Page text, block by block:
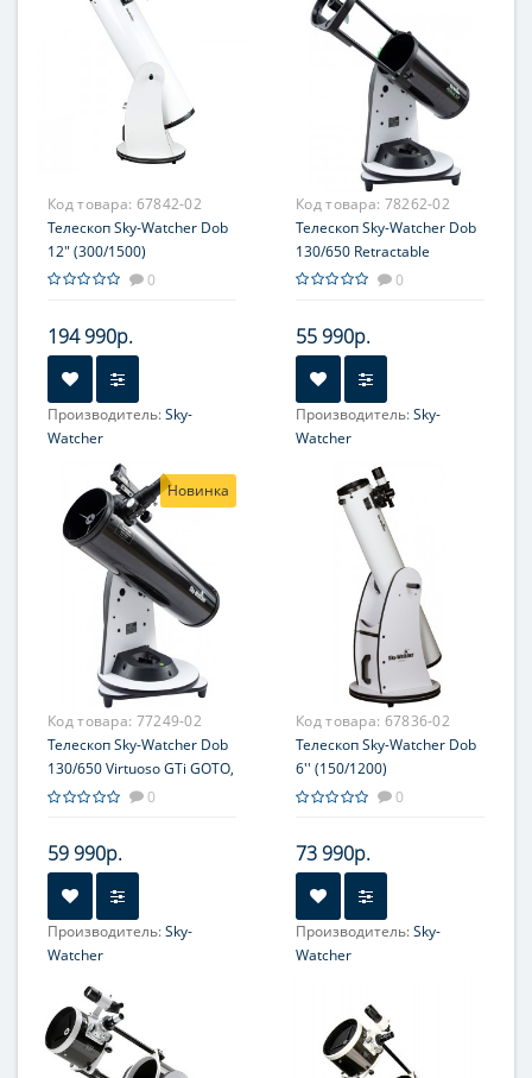
70 (2.75'')
Фокусное расстояние, мм:
Максимальное полезное
увеличение, крат:
254 (10'')
Фокусное расстояние, мм:
Максимальное полезное
увеличение, крат:
Код товара: 67842-02
Телескоп Sky-Watcher Dob
12" (300/1500)
0
194 990р.
Производитель:Sky-
Watcher
Увеличение, крат:
Диаметр главного зеркала
(апертура), мм:
305 (12'')
Фокусное расстояние, мм:
Максимальное полезное
увеличение, крат:
Код товара: 78262-02
Телескоп Sky-Watcher Dob
130/650 Retractable
Virtuoso GTi GOTO,
0
55 990р.
Производитель:Sky-
Watcher
Диаметр главного зеркала
(апертура), мм:
Фокусное расстояние, мм:
Максимальное полезное
увеличение, крат:
Новинка
Код товара: 77249-02
Телескоп Sky-Watcher Dob
130/650 Virtuoso GTi GOTO,
настольный 0
59 990р.
Производитель:Sky-
Watcher
Диаметр главного зеркала
(апертура), мм:
130
Код товара: 67836-02
Телескоп Sky-Watcher Dob
6'' (150/1200)
0
73 990р.
Производитель:Sky-
Watcher
Диаметр главного зеркала
(апертура), мм:
153 (6'')